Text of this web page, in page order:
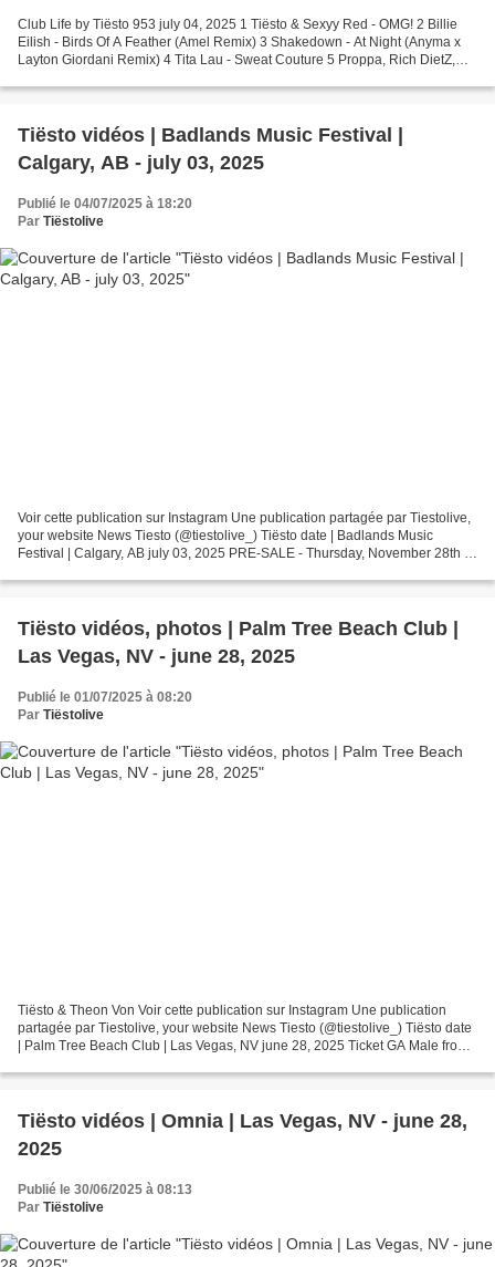
Club Life by Tiësto 953 july 04, 2025 1 Tiësto & Sexyy Red - OMG! 2 Billie
Eilish - Birds Of A Feather (Amel Remix) 3 Shakedown - At Night (Anyma x
Layton Giordani Remix) 4 Tita Lau - Sweat Couture 5 Proppa, Rich DietZ,
Tiësto vidéos | Badlands Music Festival |
Calgary, AB - july 03, 2025
Publié le 04/07/2025 à 18:20
Par Tiëstolive
Voir cette publication sur Instagram Une publication partagée par Tiestolive,
your website News Tiesto (@tiestolive_) Tiësto date | Badlands Music
Festival | Calgary, AB july 03, 2025 PRE-SALE - Thursday, November 28th at
Tiësto vidéos, photos | Palm Tree Beach Club |
Las Vegas, NV - june 28, 2025
Publié le 01/07/2025 à 08:20
Par Tiëstolive
Tiësto & Theon Von Voir cette publication sur Instagram Une publication
partagée par Tiestolive, your website News Tiesto (@tiestolive_) Tiësto date
| Palm Tree Beach Club | Las Vegas, NV june 28, 2025 Ticket GA Male from
Tiësto vidéos | Omnia | Las Vegas, NV - june 28,
2025
Publié le 30/06/2025 à 08:13
Par Tiëstolive